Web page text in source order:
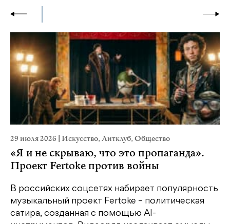
29 июля 2026 Искусство,Литклуб,Общество
«Я и не скрываю, что это пропаганда».
Проект Fertoke против войны
В российских соцсетях набирает популярность
музыкальный проект Fertoke – политическая
сатира, созданная с помощью AI-